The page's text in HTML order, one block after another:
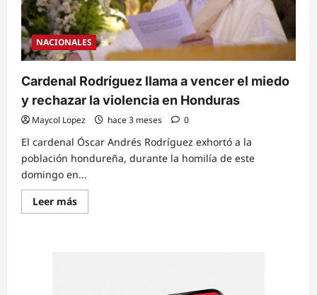
NACIONALES
Cardenal Rodríguez llama a vencer el miedo
y rechazar la violencia en Honduras
Maycol Lopez hace 3 meses 0
El cardenal Óscar Andrés Rodríguez exhortó a la
población hondureña, durante la homilía de este
domingo en...
Leer másRead
more